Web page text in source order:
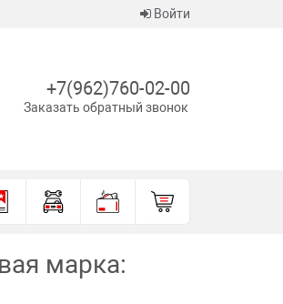
Войти
+7(962)760-02-00
Заказать обратный звонок
марка: